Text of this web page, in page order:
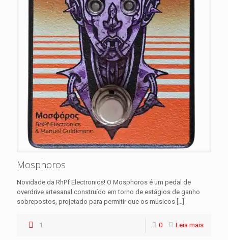
Mosphoros
Novidade da RhPf Electronics! O Mosphoros é um pedal de
overdrive artesanal construído em torno de estágios de ganho
sobrepostos, projetado para permitir que os músicos […]
1 0 Leia mais